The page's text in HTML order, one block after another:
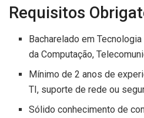
Requisitos
Bacharelado em
da Computação,
Mínimo de 2 anos de
TI, suporte de rede ou
Sólido conhecimento de